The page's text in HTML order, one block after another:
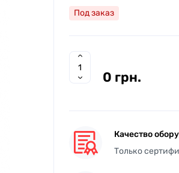
Под заказ
0 грн.
Качество
Только